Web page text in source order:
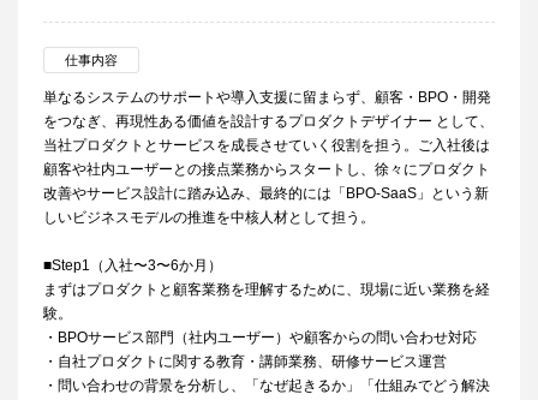
仕事内容
単なるシステムのサポートや導入支援に留まらず、顧客・BPO・開発
をつなぎ、再現性ある価値を設計するプロダクトデザイナー として、
当社プロダクトとサービスを成長させていく役割を担う。ご入社後は
顧客や社内ユーザーとの接点業務からスタートし、徐々にプロダクト
改善やサービス設計に踏み込み、最終的には「BPO-SaaS」という新
しいビジネスモデルの推進を中核人材として担う。
■Step1（入社〜3〜6か月）
まずはプロダクトと顧客業務を理解するために、現場に近い業務を経
験。
・BPOサービス部門（社内ユーザー）や顧客からの問い合わせ対応
・自社プロダクトに関する教育・講師業務、研修サービス運営
・問い合わせの背景を分析し、「なぜ起きるか」「仕組みでどう解決